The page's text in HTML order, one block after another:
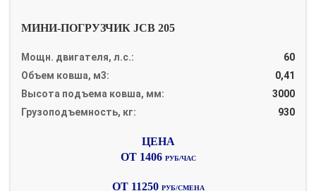
МИНИ-ПОГРУЗЧИК JCB 205
Мощн. двигателя, л.с.:
60
Объем ковша, м3:
0,41
Высота подъема ковша, мм:
3000
Грузоподъемность, кг:
930
ОТ 1406 РУБ/ЧАС
ОТ 11250 РУБ/СМЕНА